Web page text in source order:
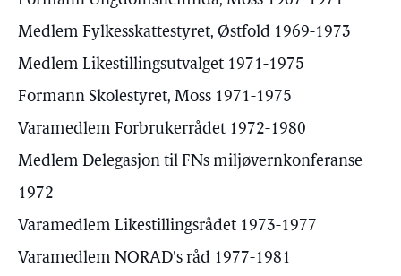
Medlem Fylkesskattestyret, Østfold 1969-1973
Medlem Likestillingsutvalget 1971-1975
Formann Skolestyret, Moss 1971-1975
Varamedlem Forbrukerrådet 1972-1980
Medlem Delegasjon til FNs miljøvernkonferanse
1972
Varamedlem Likestillingsrådet 1973-1977
Varamedlem NORAD's råd 1977-1981